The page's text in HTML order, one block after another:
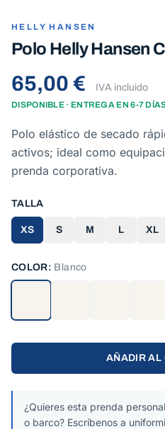
HELLY HANSEN
Polo Helly Hansen
65,00 € IVA incluido
DISPONIBLE · ENTREGA EN 6-7
Polo elástico de secado
activos; ideal como
prenda corporativa.
TALLA
XS S M L XL
COLOR: Blanco
AÑADIR AL
¿Quieres esta prenda
o barco? Escríbenos a